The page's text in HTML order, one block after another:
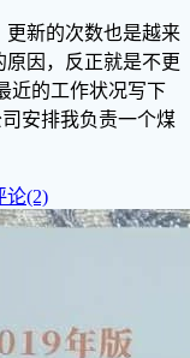
更新的次数也是越来
因，反正就是不更
近的工作状况写下
安排我负责一个煤
论(2)